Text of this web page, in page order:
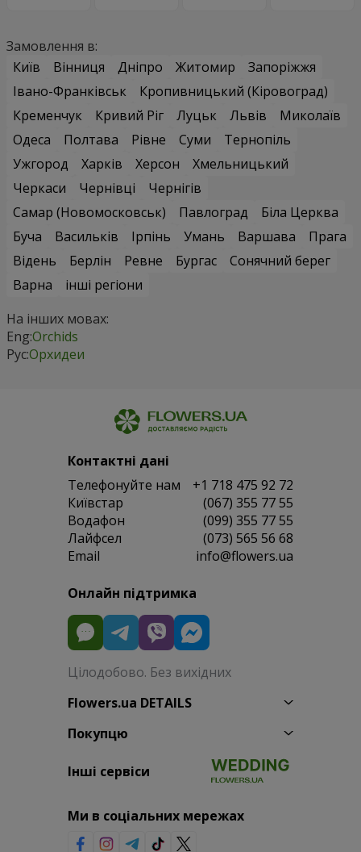
Замовлення в:
Київ
Вінниця Дніпро Житомир
Запоріжжя
Івано-Франківськ
Кропивницький (Кіровоград)
Кременчук
Кривий Ріг Луцьк Львів
Миколаїв
Одеса
Полтава Рівне Суми
Тернопіль
Ужгород
Харків Херсон
Хмельницький
Черкаси
Чернівці
Чернігів
Самар (Новомосковськ)
Павлоград
Біла Церква
Буча
Васильків Ірпінь Умань Варшава
Прага
Відень
Берлін Ревне Бургас
Сонячний берег
Варна
інші регіони
На інших мовах:
Eng:Orchids
Рус:Орхидеи
Контактні дані
Телефонуйте нам
+1 718 475 92 72
Київстар
(067) 355 77 55
Водафон
(099) 355 77 55
Лайфсел
(073) 565 56 68
Email
info@flowers.ua
Онлайн підтримка
Цілодобово. Без вихідних
Flowers.ua DETAILS
Покупцю
Інші сервіси
Ми в соціальних мережах